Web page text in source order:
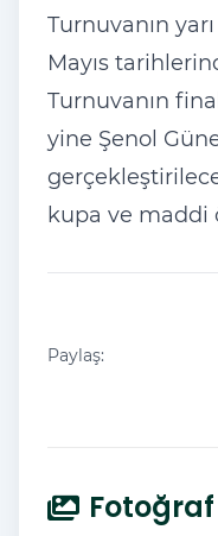
Turnuvanın
Mayıs
Turnuvanın
yine Şenol
kupa ve maddi
Paylaş: